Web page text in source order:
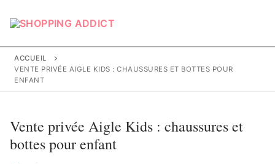
au
ACCUEIL
VENTE PRIVÉE AIGLE KIDS : CHAUSSURES ET BOTTES POUR
ENFANT
Vente privée Aigle Kids : chaussures et
bottes pour enfant